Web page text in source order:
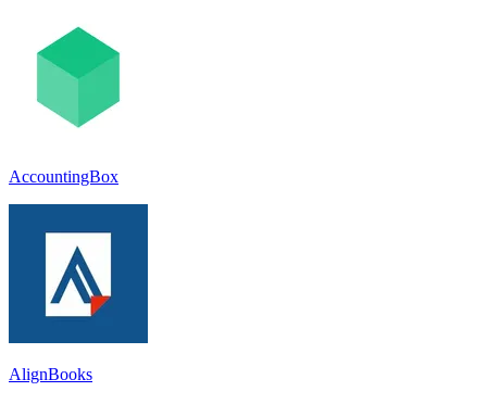
AccountingBox
AlignBooks